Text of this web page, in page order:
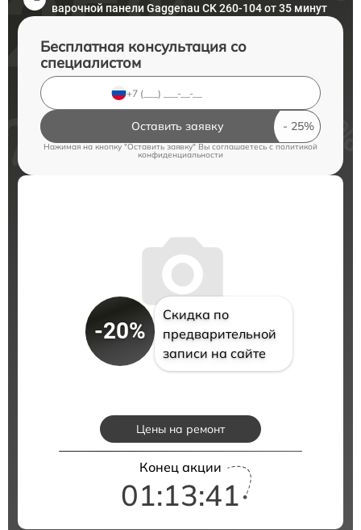
варочной панели Gaggenau CK 260-104 от 35 минут
Бесплатная консультация со
специалистом
Оставить заявку
Нажимая на кнопку "Оставить заявку" Вы соглашаетесь cполитикой
конфиденциальности
-20%
Скидка по
предварительной
записи на сайте
Цены на ремонт
Конец акции
01:13:40